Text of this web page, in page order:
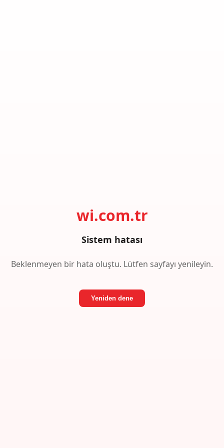
wi.com.tr
Sistem hatası
Beklenmeyen bir hata oluştu. Lütfen sayfayı yenileyin.
Yeniden dene